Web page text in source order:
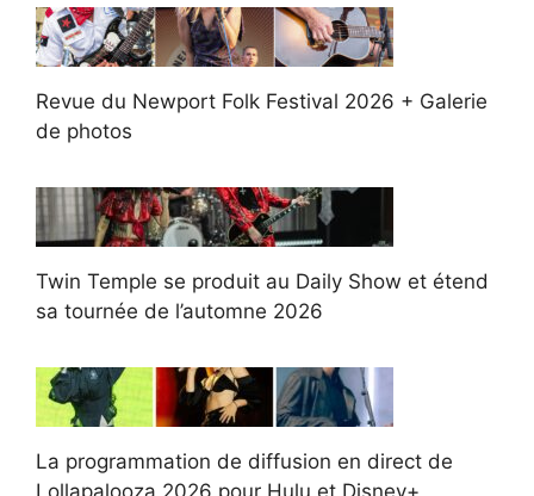
Revue du Newport Folk Festival 2026 + Galerie
de photos
Twin Temple se produit au Daily Show et étend
sa tournée de l’automne 2026
La programmation de diffusion en direct de
Lollapalooza 2026 pour Hulu et Disney+